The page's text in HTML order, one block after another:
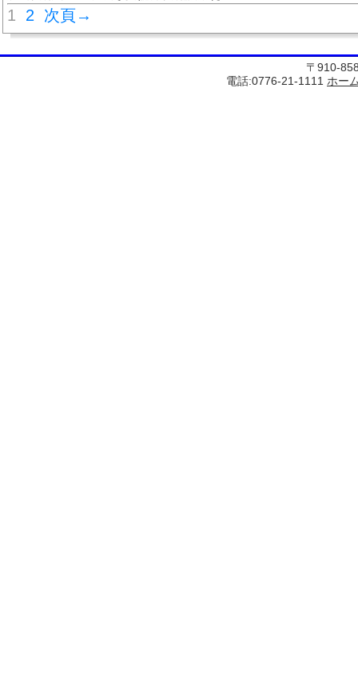
1 2 次頁→
〒910-
電話:0776-21-1111 ホー